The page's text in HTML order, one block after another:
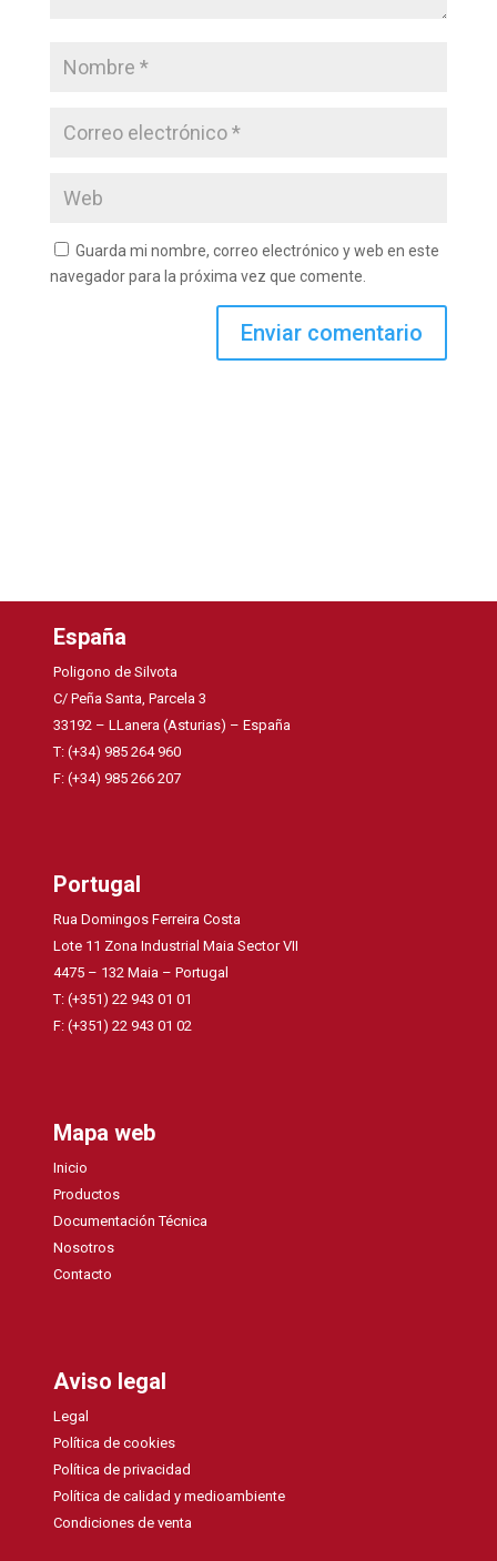
Guarda mi nombre, correo electrónico y web en este
navegador para la próxima vez que comente.
España
Poligono de Silvota
C/ Peña Santa, Parcela 3
33192 – LLanera (Asturias) – España
T: (+34) 985 264 960
F: (+34) 985 266 207
Portugal
Rua Domingos Ferreira Costa
Lote 11 Zona Industrial Maia Sector VII
4475 – 132 Maia – Portugal
T: (+351) 22 943 01 01
F: (+351) 22 943 01 02
Mapa web
Inicio
Productos
Documentación Técnica
Nosotros
Contacto
Aviso legal
Legal
Política de cookies
Política de privacidad
Política de calidad y medioambiente
Condiciones de venta